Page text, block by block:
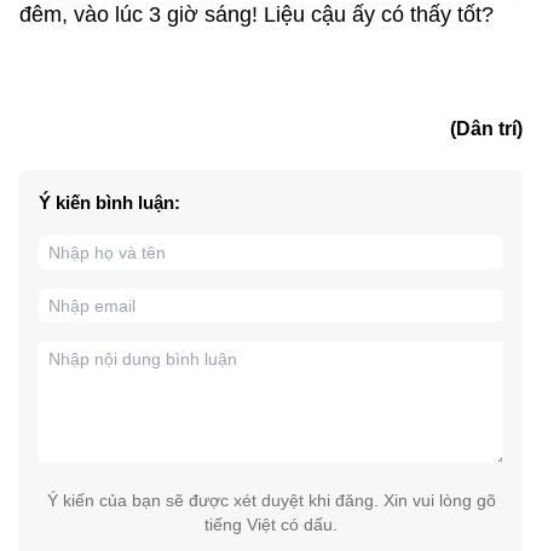
đêm, vào lúc 3 giờ sáng! Liệu cậu ấy có thấy tốt?
(Dân trí)
Ý kiến bình luận:
Ý kiến của bạn sẽ được xét duyệt khi đăng. Xin vui lòng gõ
tiếng Việt có dấu.